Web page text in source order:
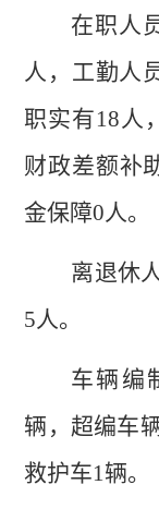
在职人
人， 工勤人
职实有18人
财政差额补
金保障0人。
离退休
5人。
车辆编
辆 ， 超编车
救护车1辆。